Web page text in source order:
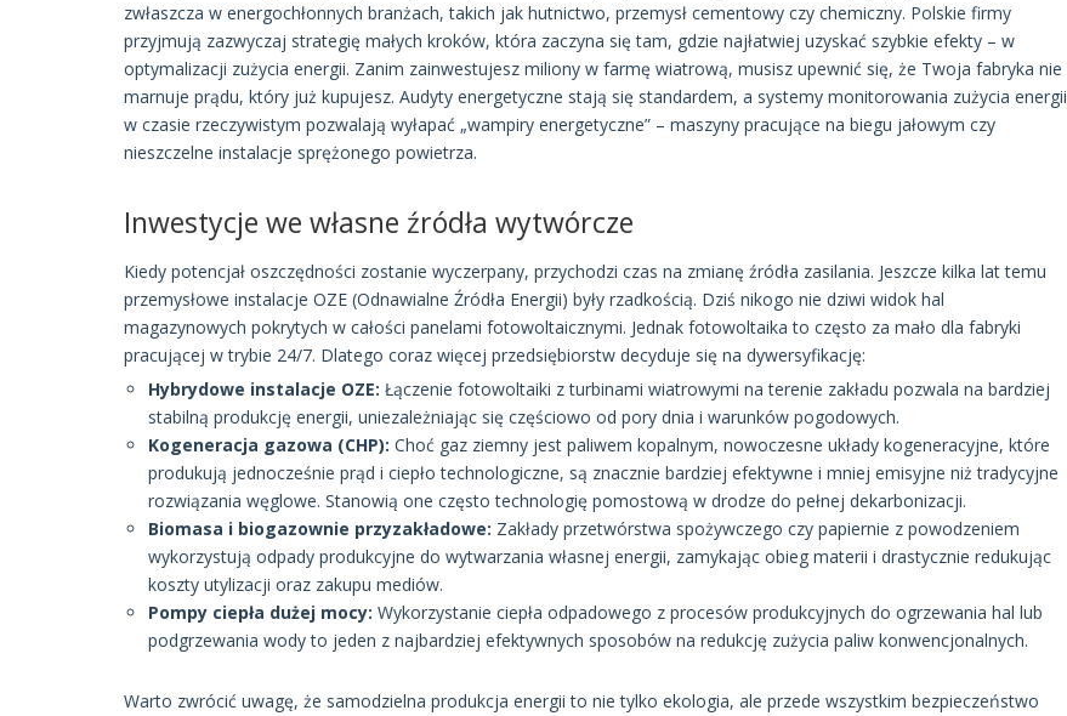
zwłaszcza w energochłonnych branżach, takich jak hutnictwo, przemysł cementowy czy chemiczny. Polskie firmy
przyjmują zazwyczaj strategię małych kroków, która zaczyna się tam, gdzie najłatwiej uzyskać szybkie efekty – w
optymalizacji zużycia energii. Zanim zainwestujesz miliony w farmę wiatrową, musisz upewnić się, że Twoja fabryka nie
marnuje prądu, który już kupujesz. Audyty energetyczne stają się standardem, a systemy monitorowania zużycia energii
w czasie rzeczywistym pozwalają wyłapać „wampiry energetyczne” – maszyny pracujące na biegu jałowym czy
nieszczelne instalacje sprężonego powietrza.
Inwestycje we własne źródła wytwórcze
Kiedy potencjał oszczędności zostanie wyczerpany, przychodzi czas na zmianę źródła zasilania. Jeszcze kilka lat temu
przemysłowe instalacje OZE (Odnawialne Źródła Energii) były rzadkością. Dziś nikogo nie dziwi widok hal
magazynowych pokrytych w całości panelami fotowoltaicznymi. Jednak fotowoltaika to często za mało dla fabryki
pracującej w trybie 24/7. Dlatego coraz więcej przedsiębiorstw decyduje się na dywersyfikację:
Hybrydowe instalacje OZE: Łączenie fotowoltaiki z turbinami wiatrowymi na terenie zakładu pozwala na bardziej
stabilną produkcję energii, uniezależniając się częściowo od pory dnia i warunków pogodowych.
Kogeneracja gazowa (CHP): Choć gaz ziemny jest paliwem kopalnym, nowoczesne układy kogeneracyjne, które
produkują jednocześnie prąd i ciepło technologiczne, są znacznie bardziej efektywne i mniej emisyjne niż tradycyjne
rozwiązania węglowe. Stanowią one często technologię pomostową w drodze do pełnej dekarbonizacji.
Biomasa i biogazownie przyzakładowe: Zakłady przetwórstwa spożywczego czy papiernie z powodzeniem
wykorzystują odpady produkcyjne do wytwarzania własnej energii, zamykając obieg materii i drastycznie redukując
koszty utylizacji oraz zakupu mediów.
Pompy ciepła dużej mocy: Wykorzystanie ciepła odpadowego z procesów produkcyjnych do ogrzewania hal lub
podgrzewania wody to jeden z najbardziej efektywnych sposobów na redukcję zużycia paliw konwencjonalnych.
Warto zwrócić uwagę, że samodzielna produkcja energii to nie tylko ekologia, ale przede wszystkim bezpieczeństwo